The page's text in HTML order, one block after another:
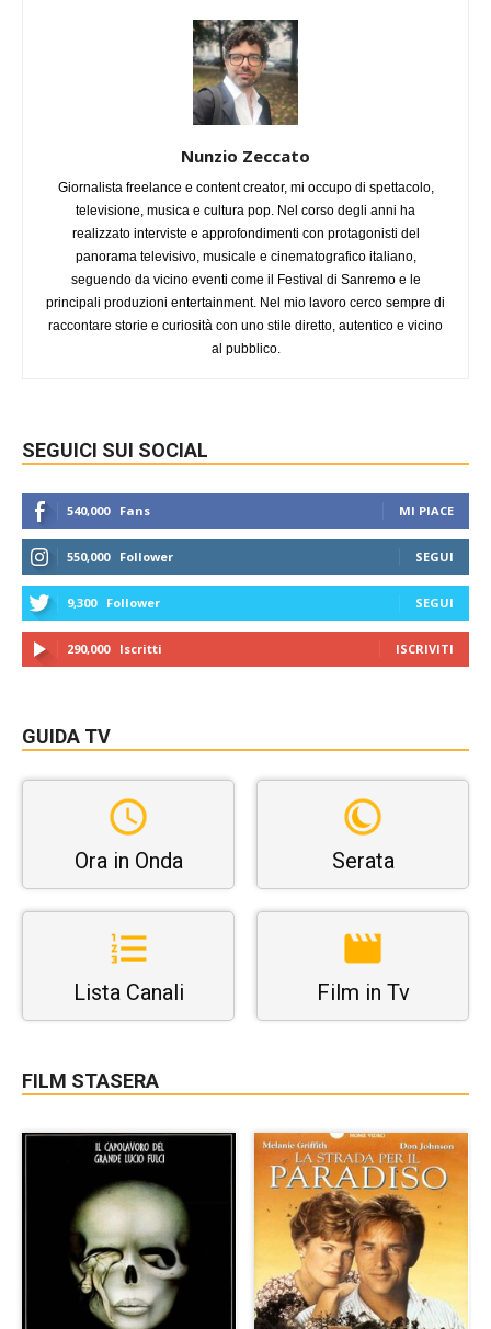
Nunzio Zeccato
Giornalista freelance e content creator, mi occupo di spettacolo,
televisione, musica e cultura pop. Nel corso degli anni ha
realizzato interviste e approfondimenti con protagonisti del
panorama televisivo, musicale e cinematografico italiano,
seguendo da vicino eventi come il Festival di Sanremo e le
principali produzioni entertainment. Nel mio lavoro cerco sempre di
raccontare storie e curiosità con uno stile diretto, autentico e vicino
al pubblico.
SEGUICI SUI SOCIAL
540,000 Fans MI PIACE
550,000 Follower SEGUI
9,300 Follower SEGUI
290,000 Iscritti ISCRIVITI
GUIDA TV
Ora in Onda Serata
Lista Canali Film in Tv
FILM STASERA